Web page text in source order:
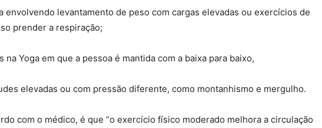
envolvendo levantamento de peso com cargas elevadas ou exercícios de
prender a respiração;
na Yoga em que a pessoa é mantida com a baixa para baixo,
elevadas ou com pressão diferente, como montanhismo e mergulho.
com o médico, é que “o exercício físico moderado melhora a circulação